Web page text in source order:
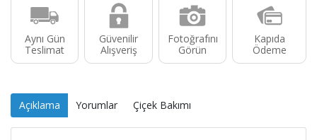
Aynı Gün
Teslimat
Güvenilir
Alışveriş
Fotoğrafını
Görün
Kapıda
Ödeme
Açıklama Yorumlar Çiçek Bakımı